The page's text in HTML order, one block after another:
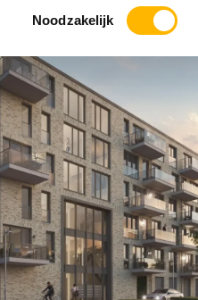
Toestemmingsselectie
Noodzakelijk